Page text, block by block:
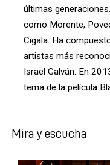
últimas
como Morente,
Cigala. Ha
artistas más
Israel Galván. En
tema de la película
Mira y escucha